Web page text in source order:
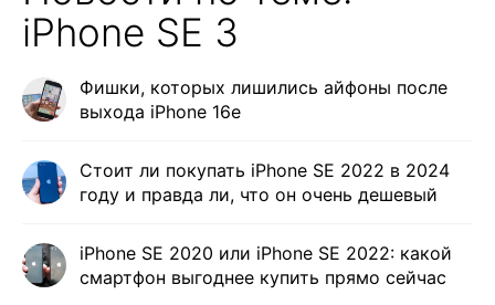
iPhone SE 3
Фишки, которых лишились айфоны после
выхода iPhone 16e
Стоит ли покупать iPhone SE 2022 в 2024
году и правда ли, что он очень дешевый
iPhone SE 2020 или iPhone SE 2022: какой
смартфон выгоднее купить прямо сейчас